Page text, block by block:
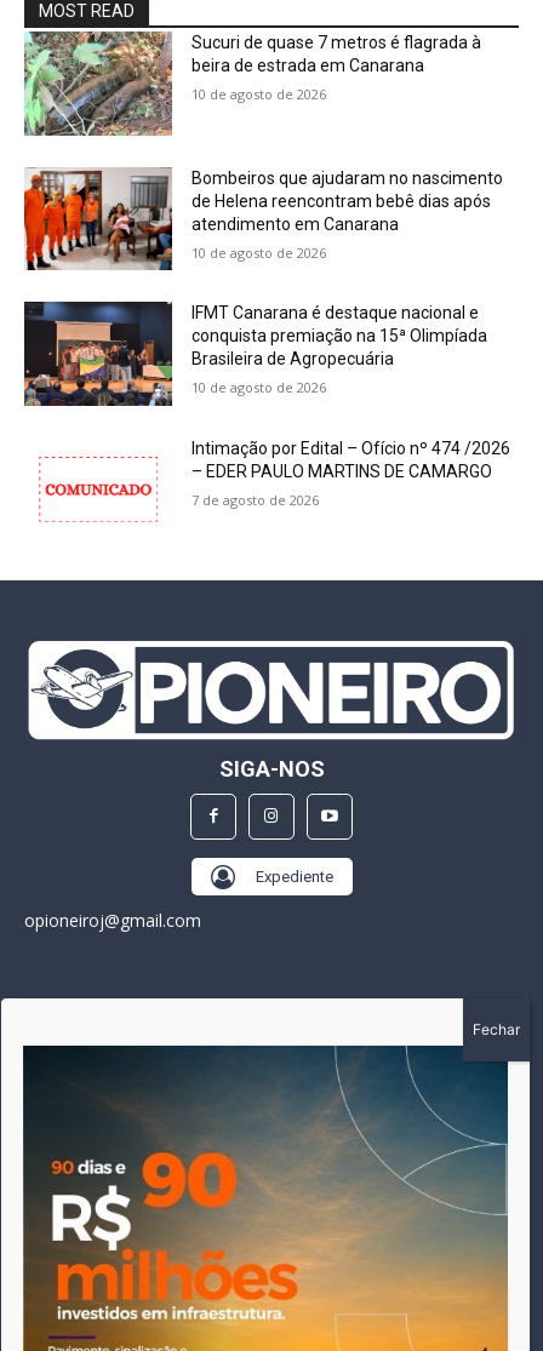
MOST READ
Sucuri de quase 7 metros é flagrada à
beira de estrada em Canarana
10 de agosto de 2026
Bombeiros que ajudaram no nascimento
de Helena reencontram bebê dias após
atendimento em Canarana
10 de agosto de 2026
IFMT Canarana é destaque nacional e
conquista premiação na 15ª Olimpíada
Brasileira de Agropecuária
10 de agosto de 2026
Intimação por Edital – Ofício nº 474 /2026
– EDER PAULO MARTINS DE CAMARGO
7 de agosto de 2026
SIGA-NOS
Expediente
opioneiroj@gmail.com
A história do Pioneiro inicia em fevereiro de 2005 em
Canarana - MT, na época, como um jornal impresso semanal,
que chegou a possuir mil assinantes. Durante 15 anos, foram
publicadas 691 edições que narraram os acontecimentos
políticos, policiais e cotidianos de Canarana e região. Fiel a sua
origem, pautado sempre pela busca incessante da
imparcialidade, faz jus a sua logo, com o característico "avião
da praça" de Canarana, sendo o símbolo do
comprometimento deste veículo de comunicação com o
relato dos fatos neste município. Em 06 de dezembro de 2019
circulou a última edição impressa do jornal, que desde então